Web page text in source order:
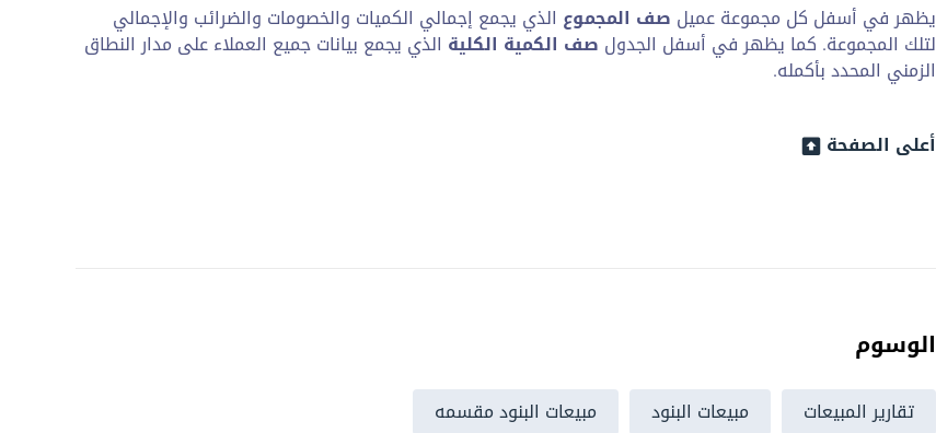
يظهر في أسفل كل مجموعة عميل صف المجموع الذي يجمع إجمالي الكميات والخصومات والضرائب والإجمالي
لتلك المجموعة. كما يظهر في أسفل الجدول صف الكمية الكلية الذي يجمع بيانات جميع العملاء على مدار النطاق
الزمني المحدد بأكمله.
أعلى الصفحة
الوسوم
تقارير المبيعات مبيعات البنود مبيعات البنود مقسمه